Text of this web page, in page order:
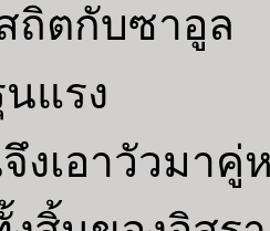
สถิตกับซาอู
แรง
งเอาวัวมา